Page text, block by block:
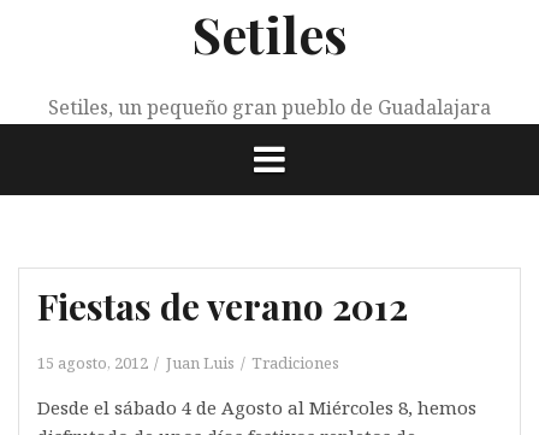
Setiles
Setiles, un pequeño gran pueblo de Guadalajara
Fiestas de verano 2012
15 agosto, 2012 Juan Luis Tradiciones
Desde el sábado 4 de Agosto al Miércoles 8, hemos